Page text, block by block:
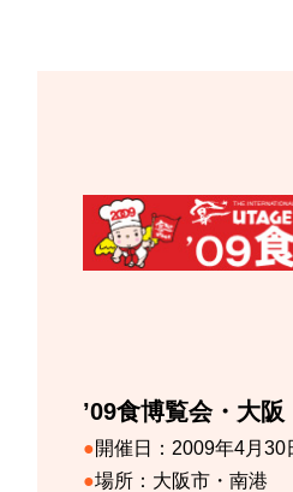
’09食博覧会・大阪
開催日： 2009年4月30
場所： 大阪市・南港